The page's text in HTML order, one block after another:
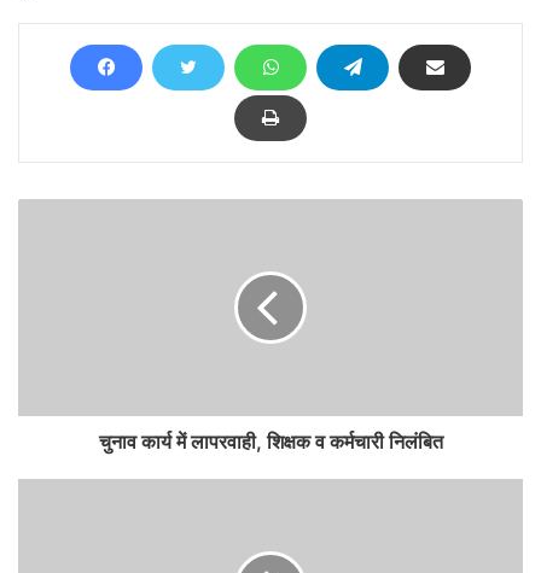
चुनाव कार्य में लापरवाही, शिक्षक व कर्मचारी निलंबित